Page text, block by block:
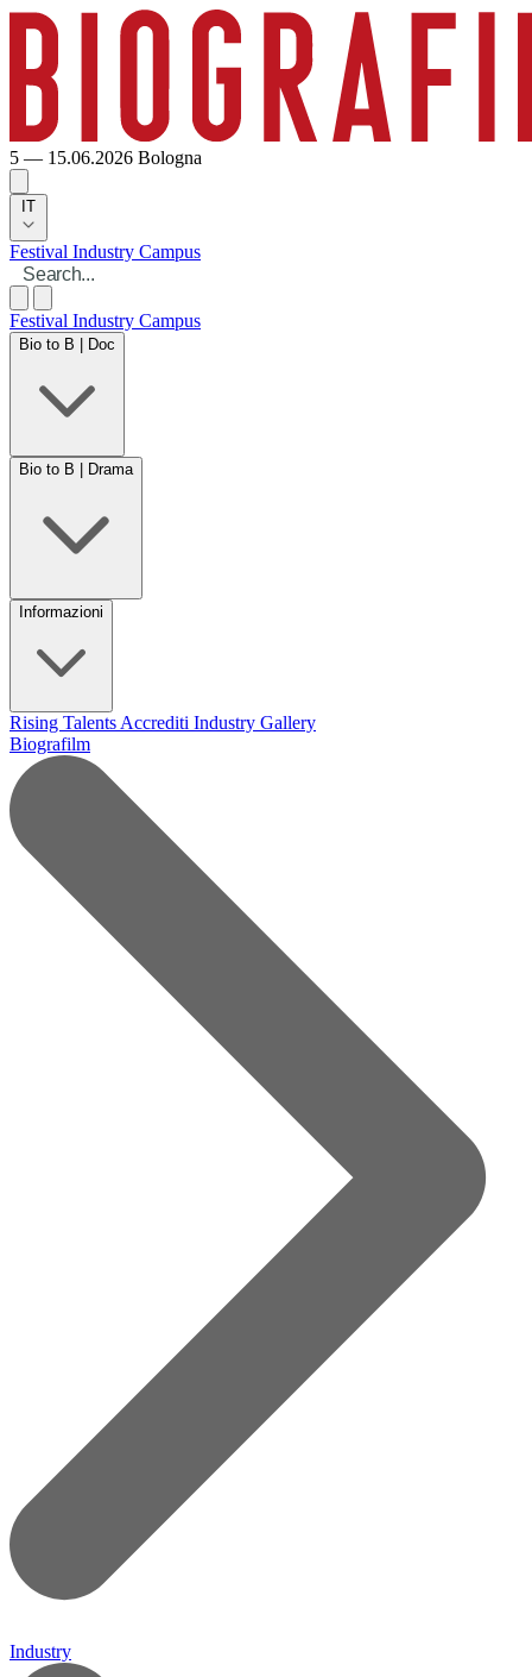
5 — 15.06.2026 Bologna
IT
Festival Industry Campus
Festival Industry Campus
Bio to B | Doc
Bio to B | Drama
Informazioni
Rising Talents Accrediti Industry Gallery
Biografilm
Industry